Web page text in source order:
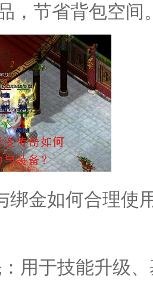
，节省背包空间
绑金如何合理使
用于技能升级